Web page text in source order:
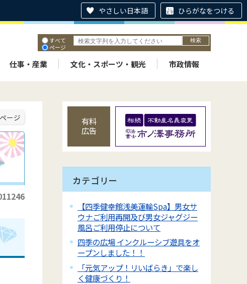
やさしい日本語 ひらがなをつける
すべて
ページ
仕事・産業 文化・スポーツ・観光 市政情報
ージ
有料
広告
カテゴリー
【四季健幸館浅美運輸Spa】男女サ
ウナご利用再開及び男女ジャグジー
風呂ご利用停止について
四季の広場 インクルーシブ遊具をオ
ープンしました！！
「元気アップ！リいばらき」で楽し
く健康づくり！